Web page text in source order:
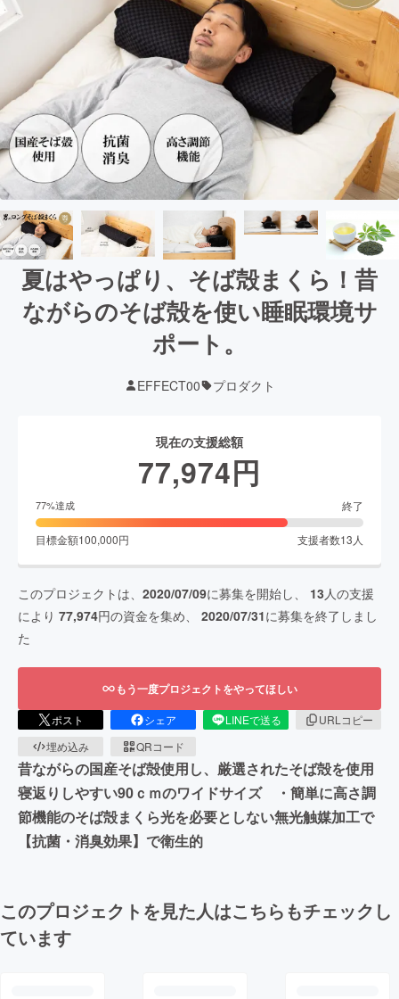
夏はやっぱり、そば殻まくら！昔
ながらのそば殻を使い睡眠環境サ
ポート。
EFFECT00 プロダクト
現在の支援総額
77,974円
77%達成 終了
目標金額100,000円 支援者数13 人
このプロジェクトは、 2020/07/09に募集を開始し、 13 人の支援
により 77,974円の資金を集め、 2020/07/31に募集を終了しまし
た
もう一度プロジェクトをやってほしい
ポスト シェア LINEで送る
URLコピー
埋め込み
QRコード
昔ながらの国産そば殻使用し、厳選されたそば殻を使用
寝返りしやすい90ｃｍのワイドサイズ ・簡単に高さ調
節機能のそば殻まくら光を必要としない無光触媒加工で
【抗菌・消臭効果】で衛生的
このプロジェクトを見た人はこちらもチェックし
ています